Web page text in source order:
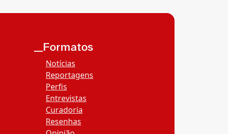
__Formatos
Notícias
Reportagens
Perfis
Entrevistas
Curadoria
Resenhas